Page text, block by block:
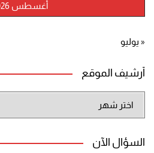
أغسطس 2026
« يوليو
أرشيف الموقع
الموقع
السؤال الآن